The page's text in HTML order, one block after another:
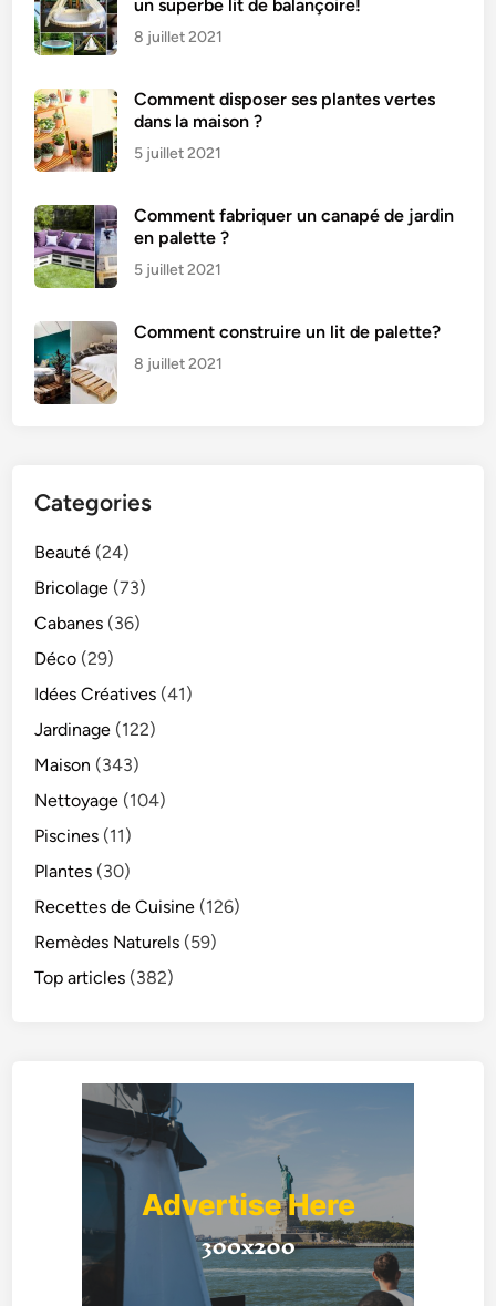
un superbe lit de balançoire!
8 juillet 2021
Comment disposer ses plantes vertes
dans la maison ?
5 juillet 2021
Comment fabriquer un canapé de jardin
en palette ?
5 juillet 2021
Comment construire un lit de palette?
8 juillet 2021
Categories
Beauté (24)
Bricolage (73)
Cabanes (36)
Déco (29)
Idées Créatives (41)
Jardinage (122)
Maison (343)
Nettoyage (104)
Piscines (11)
Plantes (30)
Recettes de Cuisine (126)
Remèdes Naturels (59)
Top articles (382)